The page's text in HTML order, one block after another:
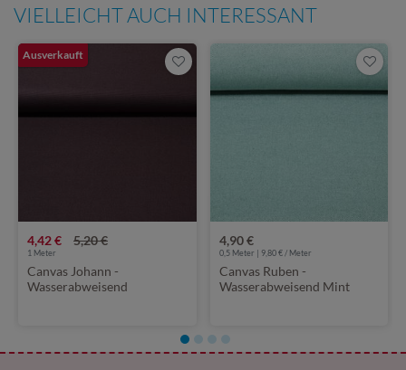
VIELLEICHT AUCH INTERESSANT
Ausverkauft
4,42 € 5,20 €
1 Meter
Canvas Johann -
Wasserabweisend
4,90 €
0,5 Meter | 9,80 € / Meter
Canvas Ruben -
Wasserabweisend Mint